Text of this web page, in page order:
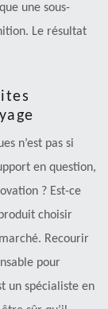
une sous-
Le résultat
n’est pas si
en question,
? Est-ce
choisir
Recourir
pour
un spécialiste en